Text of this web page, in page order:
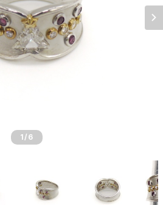
1 /6